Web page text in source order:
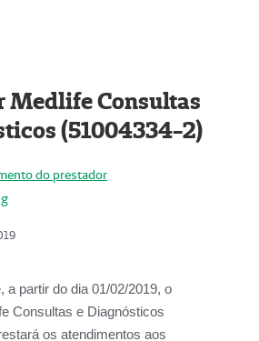
Medlife Consultas
(51004334-2)
do prestador
a partir do dia 01/02/2019, o
Consultas e Diagnósticos
os atendimentos aos